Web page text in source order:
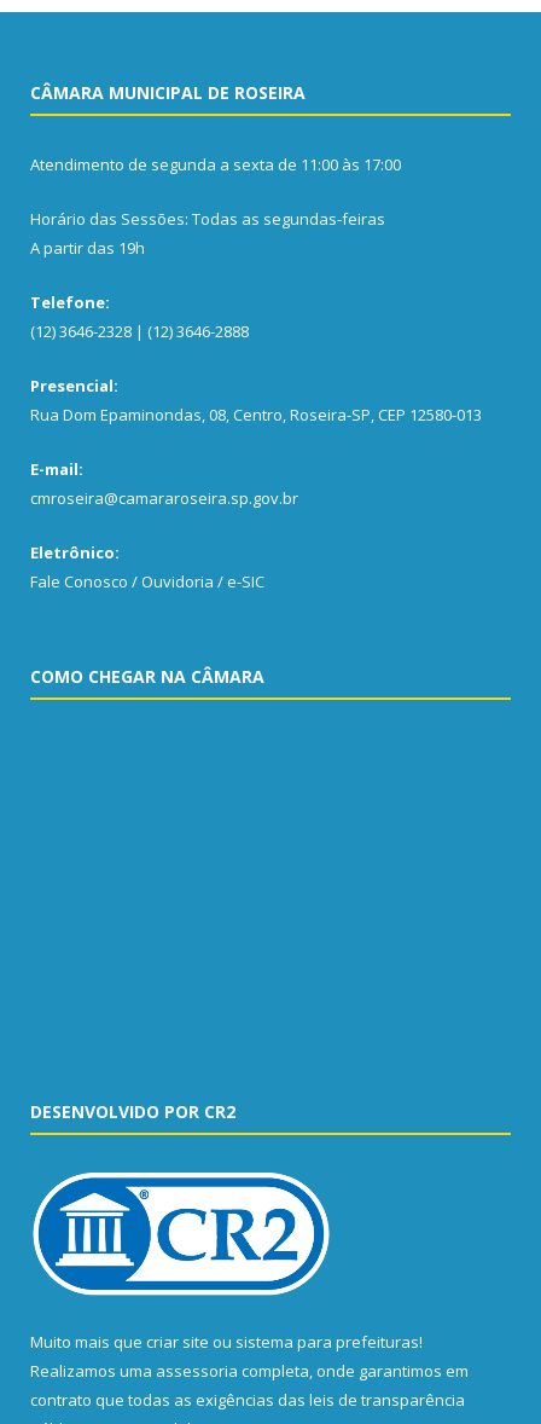
CÂMARA MUNICIPAL DE ROSEIRA
Atendimento de segunda a sexta de 11:00 às 17:00
Horário das Sessões: Todas as segundas-feiras
A partir das 19h
Telefone:
(12) 3646-2328 | (12) 3646-2888
Presencial:
Rua Dom Epaminondas, 08, Centro, Roseira-SP, CEP 12580-013
E-mail:
cmroseira@camararoseira.sp.gov.br
Eletrônico:
Fale Conosco / Ouvidoria / e-SIC
COMO CHEGAR NA CÂMARA
DESENVOLVIDO POR CR2
Muito mais que criar site ou sistema para prefeituras!
Realizamos uma assessoria completa, onde garantimos em
contrato que todas as exigências das leis de transparência